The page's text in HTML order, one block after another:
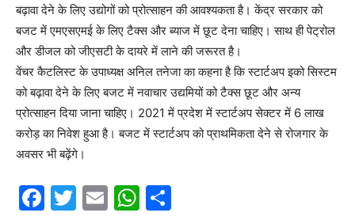
बढ़ावा देने के लिए उद्योगों को प्रोत्साहन की आवश्यकता है। केंद्र सरकार को
बजट में एमएसएमई के लिए टैक्स और ब्याज में छूट देना चाहिए। साथ ही पेट्रोल
और डीजल को जीएसटी के दायरे में लाने की जरूरत है।
वेंचर कैटलिस्ट के उपाध्यक्ष अनिल तनेजा का कहना है कि स्टार्टअप इको सिस्टम
को बढ़ावा देने के लिए बजट में नवाचार उद्यमियों को टैक्स छूट और अन्य
प्रोत्साहन दिया जाना चाहिए। 2021 में प्रदेश में स्टार्टअप सेक्टर में 6 लाख
करोड़ का निवेश हुआ है। बजट में स्टार्टअप को प्राथमिकता देने से रोजगार के
अवसर भी बढ़ेंगे।
F
T
E
W